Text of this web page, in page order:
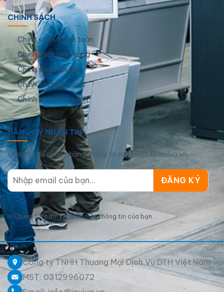
CHÍNH SÁCH
Chính sách thanh toán
Chính sách giao hàng
Chính sách đổi trả
Chính sách bảo mật
Chính sách bảo hành
ĐĂNG KÝ NHẬN TIN
Đăng ký để nhận những thông tin mới nhất từ inviva.vn
✉ Chúng tôi cam kết bảo mật thông tin của bạn.
Công ty TNHH Thương Mại Dịch Vụ DTH Việt Nam
MST: 0312996072